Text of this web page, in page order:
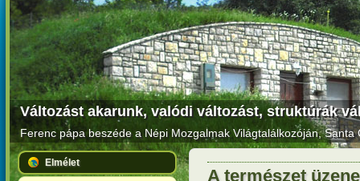
Változást akarunk, valódi változást, struktúrák
Ferenc pápa beszéde a Népi Mozgalmak Világtalálkozóján, Santa
Elmélet
A természet